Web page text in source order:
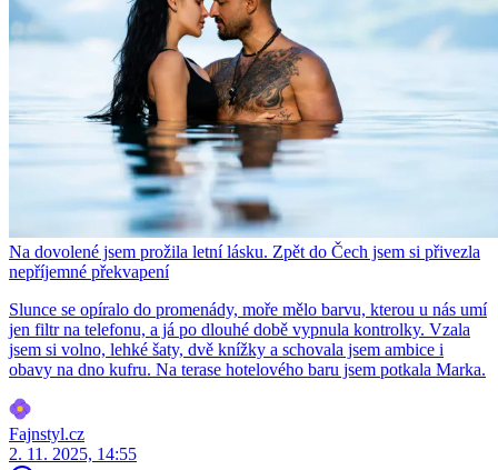
Na dovolené jsem prožila letní lásku. Zpět do Čech jsem si přivezla
nepříjemné překvapení
Slunce se opíralo do promenády, moře mělo barvu, kterou u nás umí
jen filtr na telefonu, a já po dlouhé době vypnula kontrolky. Vzala
jsem si volno, lehké šaty, dvě knížky a schovala jsem ambice i
obavy na dno kufru. Na terase hotelového baru jsem potkala Marka.
Fajnstyl.cz
2. 11. 2025, 14:55